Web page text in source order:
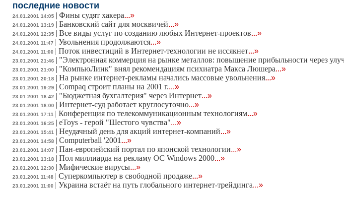
последние новости
24.01.2001 14:05 | Фины судят хакера...»
24.01.2001 13:19 | Банковский сайт для москвичей...»
24.01.2001 12:35 | Все виды услуг по созданию любых Интернет-проектов...»
24.01.2001 11:47 | Увольнения продолжаются...»
24.01.2001 11:00 | Поток инвестиций в Интернет-технологии не иссякнет...»
23.01.2001 21:46 | "Электронная коммерция на рынке металлов: повышение прибыльности через
23.01.2001 21:00 | "КомпьюЛинк" внял рекомендациям психиатра Макса Люшера...»
23.01.2001 20:18 | На рынке интернет-рекламы начались массовые увольнения...»
23.01.2001 19:29 | Compaq строит планы на 2001 г....»
23.01.2001 18:42 | "Бюджетная бухгалтерия" через Интернет...»
23.01.2001 18:00 | Интернет-суд работает круглосуточно...»
23.01.2001 17:11 | Конференция по телекоммуникационным технологиям...»
23.01.2001 16:25 | eToys - герой "Шестого чувства"...»
23.01.2001 15:41 | Неудачный день для акций интернет-компаний...»
23.01.2001 14:58 | Computerball '2001 ...»
23.01.2001 14:07 | Пан-европейский портал по японской технологии...»
23.01.2001 13:18 | Пол миллиарда на рекламу ОС Windows 2000...»
23.01.2001 12:30 | Мифические вирусы...»
23.01.2001 11:48 | Суперкомпьютер в свободной продаже...»
23.01.2001 11:00 | Украина встаёт на путь глобального интернет-трейдинга...»